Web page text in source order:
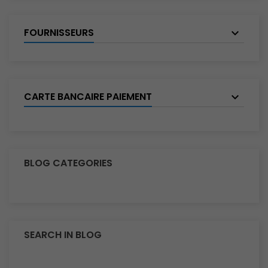
FOURNISSEURS
CARTE BANCAIRE PAIEMENT
BLOG CATEGORIES
SEARCH IN BLOG